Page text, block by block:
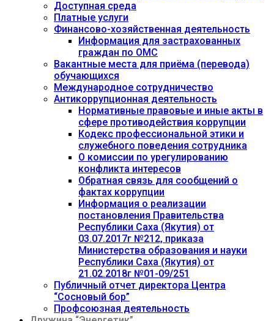
Доступная среда
Платные услуги
Финансово-хозяйственная деятельность
Информация для застрахованных
граждан по ОМС
Вакантные места для приёма (перевода)
обучающихся
Международное сотрудничество
Антикоррупционная деятельность
Нормативные правовые и иные акты в
сфере противодействия коррупции
Кодекс профессиональной этики и
служебного поведения сотрудника
О комиссии по урегулированию
конфликта интересов
Обратная связь для сообщений о
фактах коррупции
Информация о реализации
постановления Правительства
Республики Саха (Якутия) от
03.07.2017г №212, приказа
Министерства образования и науки
Республики Саха (Якутия) от
21.02.2018г №01-09/251
Публичный отчет директора Центра
“Сосновый бор”
Профсоюзная деятельность